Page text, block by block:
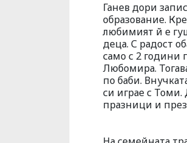
Ганев дори
образование.
любимият й е
деца. С радост
само с 2 години
Любомира.
по баби.
си играе с Томи.
празници и